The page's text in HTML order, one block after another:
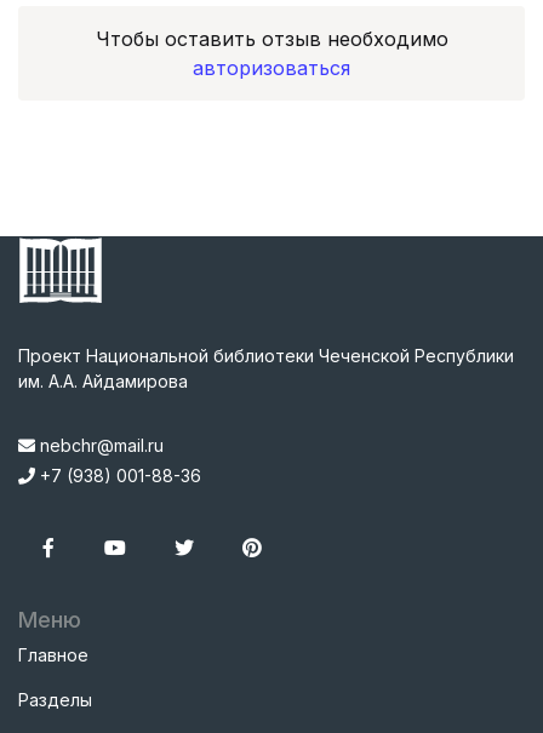
Чтобы оставить отзыв необходимо
авторизоваться
Проект Национальной библиотеки Чеченской Республики
им. А.А. Айдамирова
nebchr@mail.ru
+7 (938) 001-88-36
Меню
Главное
Разделы